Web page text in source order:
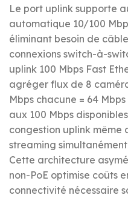
Le port uplink supporte
automatique 10/100
éliminant besoin de
connexions switch-à-
uplink 100 Mbps Fast
agréger flux de 8
Mbps chacune = 64
aux 100 Mbps
congestion uplink même
streaming
Cette architecture
non-PoE optimise coûts
connectivité nécessaire